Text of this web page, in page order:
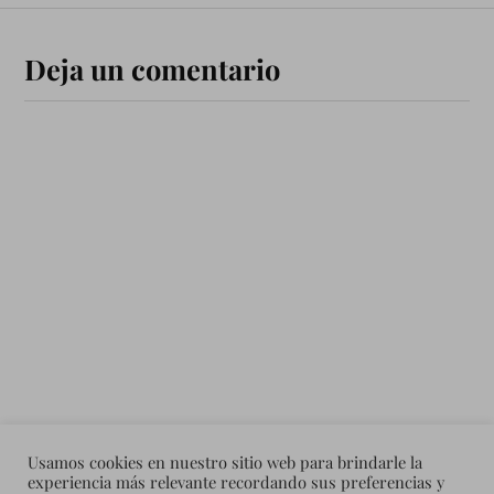
Deja un comentario
Usamos cookies en nuestro sitio web para brindarle la
experiencia más relevante recordando sus preferencias y